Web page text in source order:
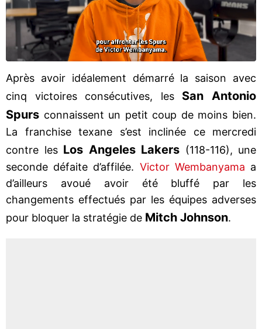
Après avoir idéalement démarré la saison avec
cinq victoires consécutives, les San Antonio
Spurs connaissent un petit coup de moins bien.
La franchise texane s’est inclinée ce mercredi
contre les Los Angeles Lakers (118-116), une
seconde défaite d’affilée. Victor Wembanyama a
d’ailleurs avoué avoir été bluffé par les
changements effectués par les équipes adverses
pour bloquer la stratégie de Mitch Johnson.